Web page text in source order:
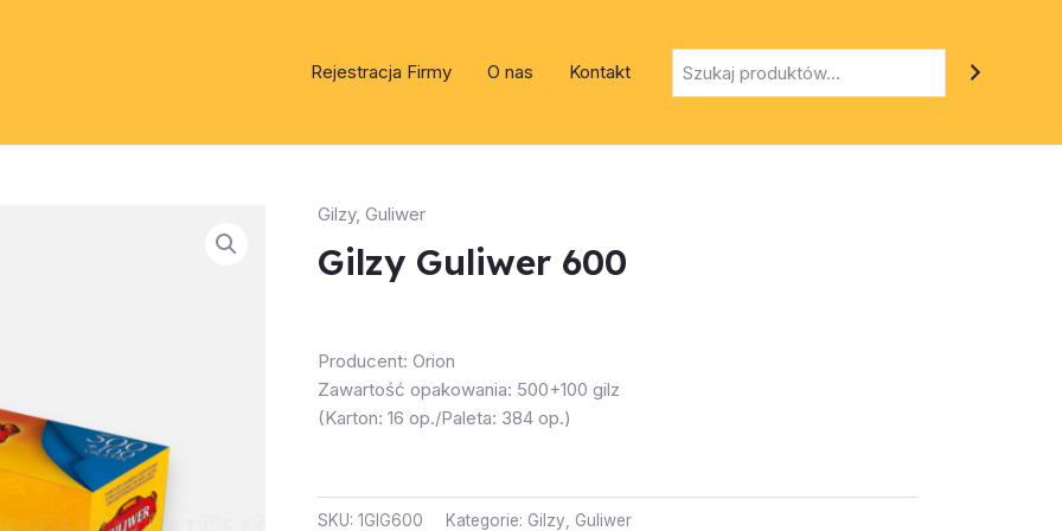
Rejestracja Firmy O nas Kontakt
Gilzy, Guliwer
Gilzy Guliwer 600
Producent: Orion
Zawartość opakowania: 500+100 gilz
(Karton: 16 op./Paleta: 384 op.)
SKU: 1GIG600 Kategorie: Gilzy, Guliwer